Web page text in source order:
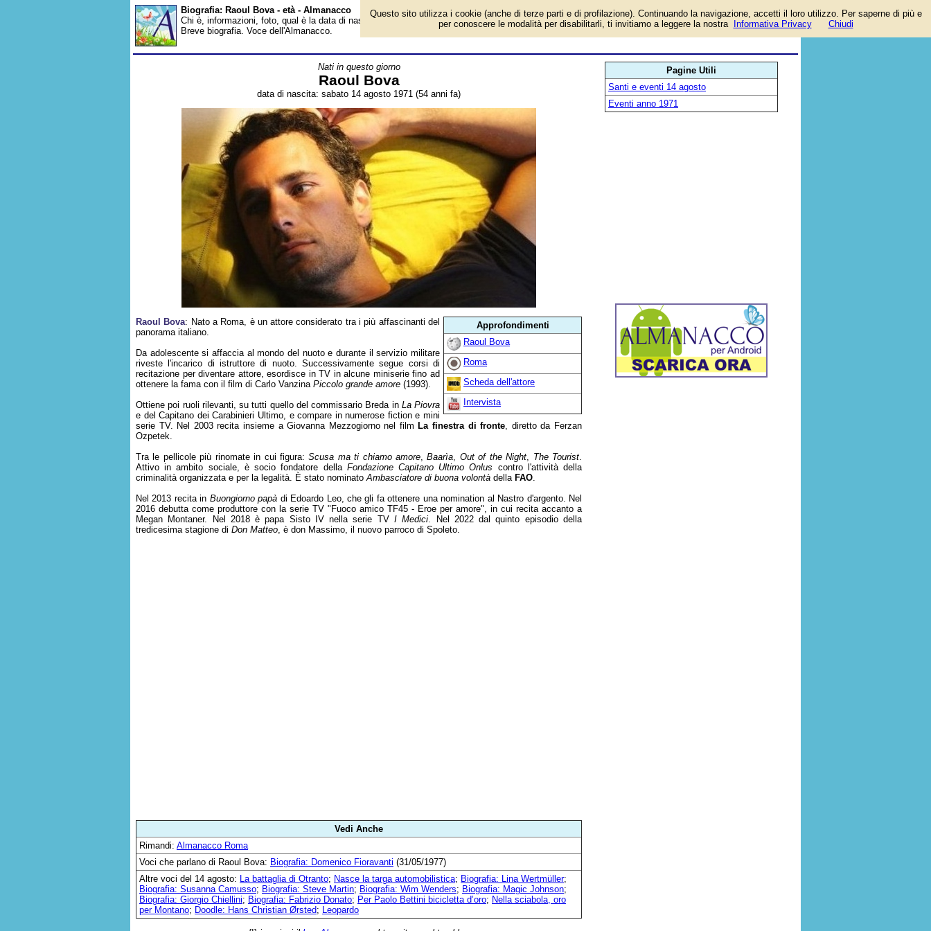
Biografia: Raoul Bova - età - Almanacco
Chi è, informazioni, foto, qual è la data di nascita, età, dove è nato, cosa ha fatto Raoul Bova, attore italiano.
Breve biografia. Voce dell'Almanacco.
Nati in questo giorno
Raoul Bova
data di nascita: sabato 14 agosto 1971 (54 anni fa)
Approfondimenti
Raoul Bova
Roma
Scheda dell'attore
Intervista
Raoul Bova: Nato a Roma, è un attore considerato tra i più affascinanti del
panorama italiano.
Da adolescente si affaccia al mondo del nuoto e durante il servizio militare
riveste l'incarico di istruttore di nuoto. Successivamente segue corsi di
recitazione per diventare attore, esordisce in TV in alcune miniserie fino ad
ottenere la fama con il film di Carlo Vanzina Piccolo grande amore (1993).
Ottiene poi ruoli rilevanti, su tutti quello del commissario Breda in La Piovra
e del Capitano dei Carabinieri Ultimo, e compare in numerose fiction e mini
serie TV. Nel 2003 recita insieme a Giovanna Mezzogiorno nel film La finestra di fronte, diretto da Ferzan
Ozpetek.
Tra le pellicole più rinomate in cui figura:Scusa ma ti chiamo amore,Baarìa, Out of the Night, The Tourist.
Attivo in ambito sociale, è socio fondatore della Fondazione Capitano Ultimo Onlus contro l'attività della
criminalità organizzata e per la legalità. È stato nominatoAmbasciatore di buona volontà della FAO.
Nel 2013 recita in Buongiorno papà di Edoardo Leo, che gli fa ottenere una nomination al Nastro d'argento. Nel
2016 debutta come produttore con la serie TV "Fuoco amico TF45 - Eroe per amore", in cui recita accanto a
Megan Montaner. Nel 2018 è papa Sisto IV nella serie TVI Medici. Nel 2022 dal quinto episodio della
tredicesima stagione di Don Matteo, è don Massimo, il nuovo parroco di Spoleto.
Vedi Anche
Rimandi: Almanacco Roma
Voci che parlano di Raoul Bova: Biografia: Domenico Fioravanti (31/05/1977)
Altre voci del 14 agosto: La battaglia di Otranto; Nasce la targa automobilistica; Biografia: Lina Wertmüller;
Biografia: Susanna Camusso; Biografia: Steve Martin; Biografia: Wim Wenders; Biografia: Magic Johnson;
Biografia: Giorgio Chiellini; Biografia: Fabrizio Donato; Per Paolo Bettini bicicletta d’oro; Nella sciabola, oro
per Montano; Doodle: Hans Christian Ørsted; Leopardo
Pagine Utili
Santi e eventi 14 agosto
Eventi anno 1971
Questo sito utilizza i cookie (anche di terze parti e di profilazione). Continuando la navigazione, accetti il loro utilizzo. Per saperne di più e
per conoscere le modalità per disabilitarli, ti invitiamo a leggere la nostra
Informativa Privacy Chiudi